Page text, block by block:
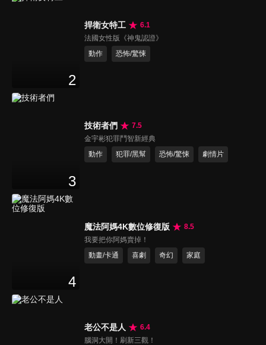
2
捍衛女特工
6.1
法國女性版《神鬼認證》
動作
恐怖/驚悚
3
技術者們
7.5
金宇彬犯罪鬥智新經典
動作
犯罪/黑幫 恐怖/驚悚 劇情片
4
魔法阿媽4K數位修復版
8.5
我要把你阿媽賣掉！
動畫/卡通
喜劇 奇幻 家庭
老公不是人
6.4
腦洞大開！刷新三觀！